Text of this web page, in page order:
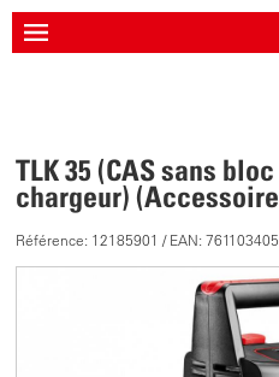
TLK 35 (CAS sans
chargeur)
Référence: 12185901 / EAN: